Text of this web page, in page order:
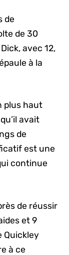
de
de 30
avec 12,
à la
plus haut
avait
de
est une
continue
de réussir
et 9
Quickley
à ce